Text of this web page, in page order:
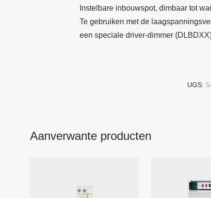
Instelbare inbouwspot, dimbaar tot
Te gebruiken met de
een speciale driver-dimmer
UGS:
Aanverwante producten